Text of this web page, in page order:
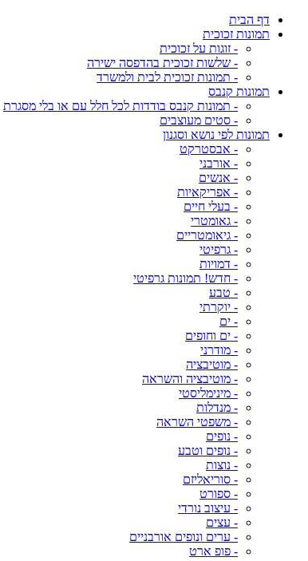
דף הבית
תמונות זכוכית
- זוגות על זכוכית
- שלשות זכוכית בהדפסה ישירה
- תמונות זכוכית לבית ולמשרד
תמונות קנבס
- תמונות קנבס בודדות לכל חלל עם או בלי מסגרת
- סטים מעוצבים
תמונות לפי נושא וסגנון
- אבסטרקט
- אורבני
- אנשים
- אפריקאיות
- בעלי חיים
- גאומטרי
- גיאומטריים
- גרפיטי
- דמויות
- חדש! תמונות גרפיטי
- טבע
- יוקרתי
- ים
- ים וחופים
- מודרני
- מוטיבציה
- מוטיבציה והשראה
- מינימליסטי
- מנדלות
- משפטי השראה
- נופים
- נופים וטבע
- נוצות
- סוריאליזם
- ספורט
- עיצוב נורדי
- עצים
- ערים ונופים אורבניים
- פופ ארט